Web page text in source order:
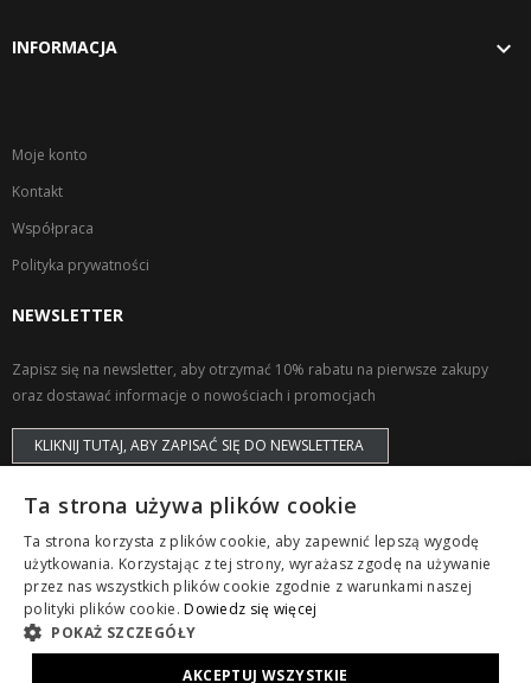
INFORMACJA 
Moje konto
Kontakt
Współpraca
Polityka prywatności
NEWSLETTER
Zapisz się na newsletter, aby otrzymać 10% rabatu na pierwsze zakupy
oraz dostawać informacje o nowościach i promocjach
KLIKNIJ TUTAJ, ABY ZAPISAĆ SIĘ DO NEWSLETTERA
Copyright © ZAPS. All Rights Reserved.
Ta strona używa plików cookie
Ta strona korzysta z plików cookie, aby zapewnić lepszą wygodę
użytkowania. Korzystając z tej strony, wyrażasz zgodę na używanie
przez nas wszystkich plików cookie zgodnie z warunkami naszej
polityki plików cookie.Dowiedz się więcej
POKAŻ SZCZEGÓŁY
AKCEPTUJ WSZYSTKIE